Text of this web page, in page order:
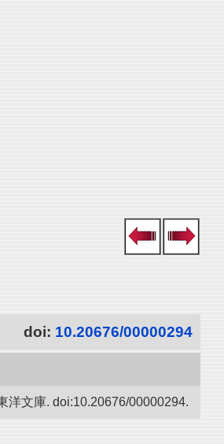
doi: 10.20676/00000294
洋文庫. doi:10.20676/00000294.